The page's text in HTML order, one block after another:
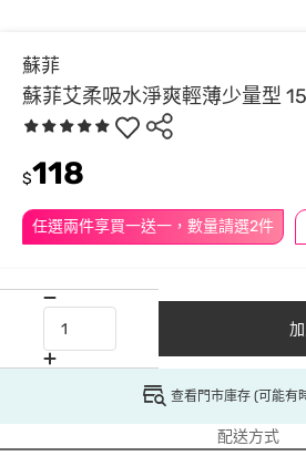
蘇菲
蘇菲艾柔吸水淨爽輕薄少量型
任選兩件享買一送一，數量請選2件
$118
查看門市庫存 (可能有
配送方式